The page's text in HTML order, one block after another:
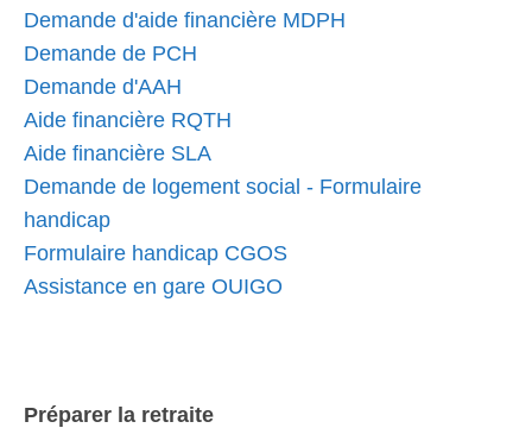
Demande d'aide financière MDPH
Demande de PCH
Demande d'AAH
Aide financière RQTH
Aide financière SLA
Demande de logement social - Formulaire
handicap
Formulaire handicap CGOS
Assistance en gare OUIGO
Préparer la retraite